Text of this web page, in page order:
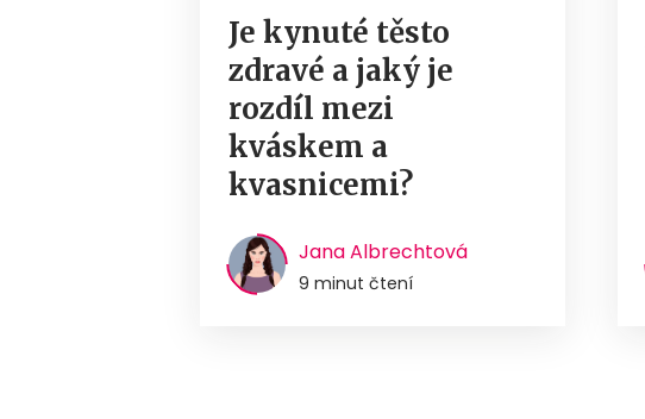
Je kynuté těsto
zdravé a jaký je
rozdíl mezi
kváskem a
kvasnicemi?
Jana Albrechtová
9 minut čtení